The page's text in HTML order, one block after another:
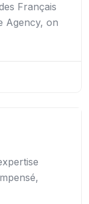
Français
Agency, on